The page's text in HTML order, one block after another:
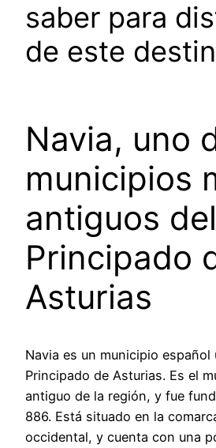
saber para
de este
Navia, uno
municipios
antiguos del
Principado
Asturias
Navia es un municipio español
Principado de Asturias. Es el
antiguo de la región, y fue
886. Está situado en la
occidental, y cuenta con una